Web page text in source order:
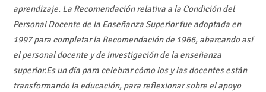
aprendizaje. La Recomendación relativa a la Condición del
Personal Docente de la Enseñanza Superior fue adoptada en
1997 para completar la Recomendación de 1966, abarcando así
el personal docente y de investigación de la enseñanza
superior.Es un día para celebrar cómo los y las docentes están
transformando la educación, para reflexionar sobre el apoyo